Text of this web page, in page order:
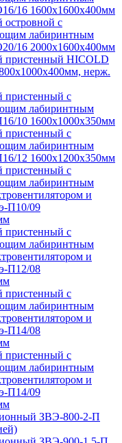
16 1600х1600х400мм
островной с
лабиринтным
16 2000х1600х400мм
пристенный HICOLD
нерж.
пристенный с
лабиринтным
10 1600х1000х350мм
пристенный с
лабиринтным
12 1600х1200х350мм
пристенный с
лабиринтным
и
П10/09
пристенный с
лабиринтным
и
П12/08
пристенный с
лабиринтным
и
П14/08
пристенный с
лабиринтным
и
П14/09
ЗВЭ-800-2-П